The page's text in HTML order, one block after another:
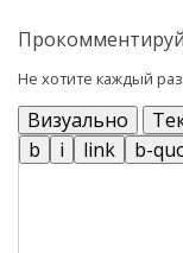
Не хотите каждый
Визуально